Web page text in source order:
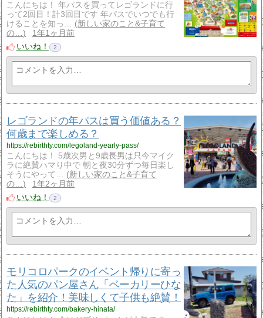
こんにちは！ 年パスを買ってレゴランドに行
って2回目！計3回目です 年パスでいつでも行
けることを知っ…
新しい家のこと&子育て
の…
1年1ヶ月前
いいね！
2
レゴランドの年パスは買う価値ある？
何歳まで楽しめる？
https://rebirthty.com/legoland-yearly-pass/
こんにちは！ 5歳次男と9歳長男は只今マイク
ラに絶賛ハマり中で 朝と夜30分ずつ毎日楽し
そうにやって…
新しい家のこと&子育て
の…
1年2ヶ月前
いいね！
2
モリコロパークのイベント帰りに寄っ
た人気のパン屋さん「ベーカリーひな
た」を紹介！美味しくて子供も絶賛！
https://rebirthty.com/bakery-hinata/